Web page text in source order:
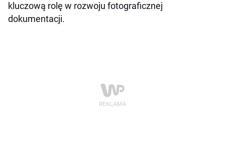
kluczową rolę w rozwoju fotograficznej
dokumentacji.